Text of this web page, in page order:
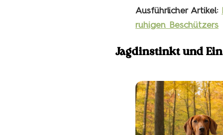
Ausführlicher Artikel:
ruhigen Beschützers
Jagdinstinkt und